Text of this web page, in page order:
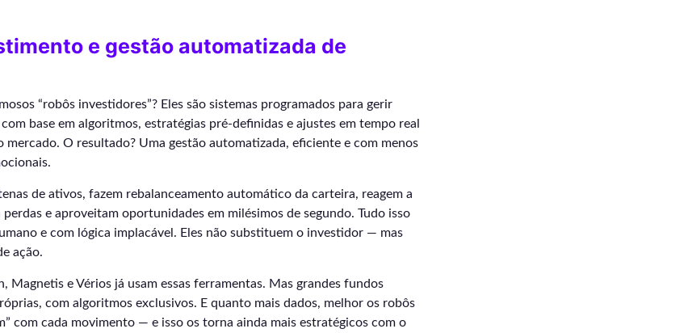
e gestão automatizada de
“robôs investidores”? Eles são sistemas programados para gerir
base em algoritmos, estratégias pré-definidas e ajustes em tempo real
mercado. O resultado? Uma gestão automatizada, eficiente e com menos
de ativos, fazem rebalanceamento automático da carteira, reagem a
e aproveitam oportunidades em milésimos de segundo. Tudo isso
e com lógica implacável. Eles não substituem o investidor — mas
ação.
Magnetis e Vérios já usam essas ferramentas. Mas grandes fundos
com algoritmos exclusivos. E quanto mais dados, melhor os robôs
com cada movimento — e isso os torna ainda mais estratégicos com o